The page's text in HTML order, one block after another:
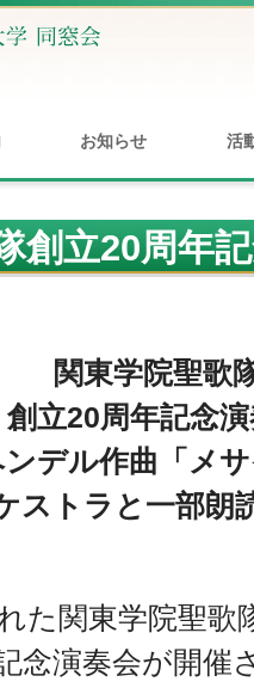
お知らせ 活
創立20周年
関東学院聖歌
創立20周年記念
デル作曲「メ
ストラと一部朗
た関東学院聖歌
念演奏会が開催